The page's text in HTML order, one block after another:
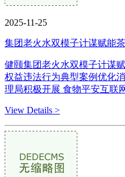
2025-11-25
集团老火水双模子计谋赋能
健颐集团老火水双模子计谋
权益违法行为典型案例优化
理局积极开展 食物平安互联
View Details >